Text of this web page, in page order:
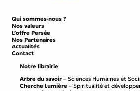
Qui sommes-nous ?
Nos valeurs
L’offre Persée
Nos Partenaires
Actualités
Contact
Notre librairie
Arbre du savoir – Sciences Humaines et
Cherche Lumière – Spiritualité et